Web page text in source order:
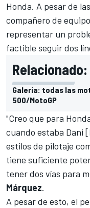
Honda. A pesar de
compañero de
representar un
factible seguir dos
Relacionado:
Galería: todas las
500/MotoGP
"Creo que para
cuando estaba Dani
estilos de pilotaje
tiene suficiente
tener dos vías para
Márquez.
A pesar de esto, el